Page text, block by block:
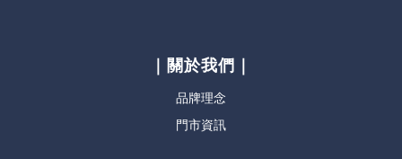
｜關於我們｜
品牌理念
門市資訊